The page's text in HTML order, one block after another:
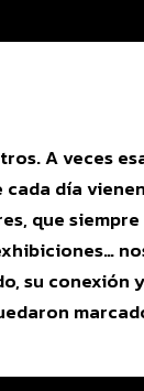
A veces
día
que
su